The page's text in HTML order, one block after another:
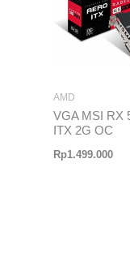
AMD
VGA MSI RX
ITX 2G OC
Rp1.499.000